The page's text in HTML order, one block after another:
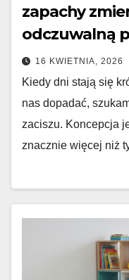
zapachy
odczuwalną
16 KWIETNIA, 2026
Kiedy dni stają się
nas dopadać,
zaciszu. Koncepcja
znacznie więcej niż